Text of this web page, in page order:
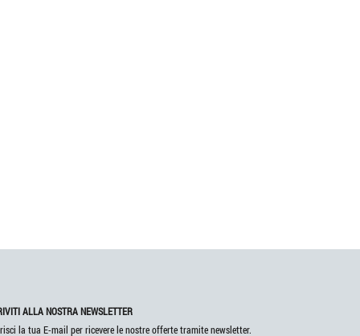
ALLA NOSTRA NEWSLETTER
la tua E-mail per ricevere le nostre offerte tramite newsletter.